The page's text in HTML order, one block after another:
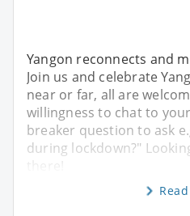
Yangon reconnects and
Join us and celebrate
near or far, all are
willingness to chat to
breaker question to ask
during lockdown?"